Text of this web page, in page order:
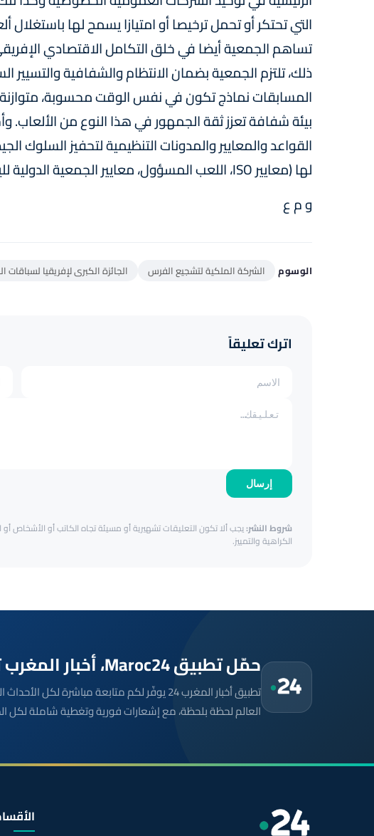
التي تحتكر أو تحمل ترخيصا أو امتيازا يسمح لها باستغلال
تساهم الجمعية أيضا في خلق التكامل الاقتصادي
ذلك، تلتزم الجمعية بضمان الانتظام والشفافية
المسابقات نماذج تكون في نفس الوقت محسوبة،
بيئة شفافة تعزز ثقة الجمهور في هذا النوع من
القواعد والمعايير والمدونات التنظيمية لتحفيز السلوك
لها (معايير ISO، اللعب المسؤول، معايير الجمعية الدولية لليانصيب WLA، معايير السلامة، إلخ).
و م ع
الوسوم الشركة الملكية لتشجيع الفرس الجائزة الكبرى لإفريقيا لسباقات
اترك تعليقاً
إرسال
شروط النشر:يجب ألا تكون التعليقات تشهيرية أو مسيئة تجاه الكاتب أو الأشخاص
الكراهية والتمييز.
حمّل تطبيق Maroc24، أخبار المغرب تصلك أولاً
تطبيق أخبار المغرب 24 يوفّر لكم متابعة مباشرة
العالم لحظة بلحظة، مع إشعارات فورية وتغطية شاملة لكل